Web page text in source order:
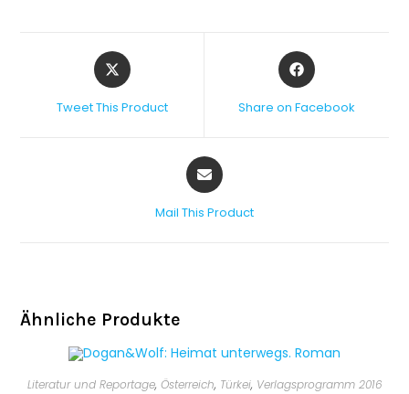
Tweet This Product Share on Facebook
Mail This Product
Ähnliche Produkte
Literatur und Reportage, Österreich, Türkei, Verlagsprogramm 2016